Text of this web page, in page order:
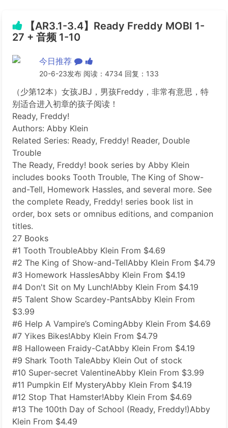
【AR3.1-3.4】Ready Freddy MOBI 1-
27 + 音频 1-10
今日推荐
20-6-23发布 阅读：4734 回复：133
（少第12本）女孩JBJ，男孩Freddy，非常有意思，特
别适合进入初章的孩子阅读！
Ready, Freddy!
Authors: Abby Klein
Related Series: Ready, Freddy! Reader, Double
Trouble
The Ready, Freddy! book series by Abby Klein
includes books Tooth Trouble, The King of Show-
and-Tell, Homework Hassles, and several more. See
the complete Ready, Freddy! series book list in
order, box sets or omnibus editions, and companion
titles.
27 Books
#1 Tooth TroubleAbby Klein From $4.69
#2 The King of Show-and-TellAbby Klein From $4.79
#3 Homework HasslesAbby Klein From $4.19
#4 Don't Sit on My Lunch!Abby Klein From $4.19
#5 Talent Show Scardey-PantsAbby Klein From
$3.99
#6 Help A Vampire’s ComingAbby Klein From $4.69
#7 Yikes Bikes!Abby Klein From $4.79
#8 Halloween Fraidy-CatAbby Klein From $4.19
#9 Shark Tooth TaleAbby Klein Out of stock
#10 Super-secret ValentineAbby Klein From $3.99
#11 Pumpkin Elf MysteryAbby Klein From $4.19
#12 Stop That Hamster!Abby Klein From $4.69
#13 The 100th Day of School (Ready, Freddy!)Abby
Klein From $4.49